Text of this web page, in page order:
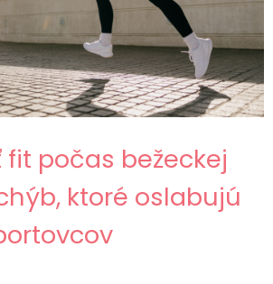
fit počas bežeckej
ktoré oslabujú